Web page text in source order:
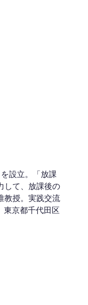
設立。「放課
して、放課後の
教授。実践交流
東京都千代田区